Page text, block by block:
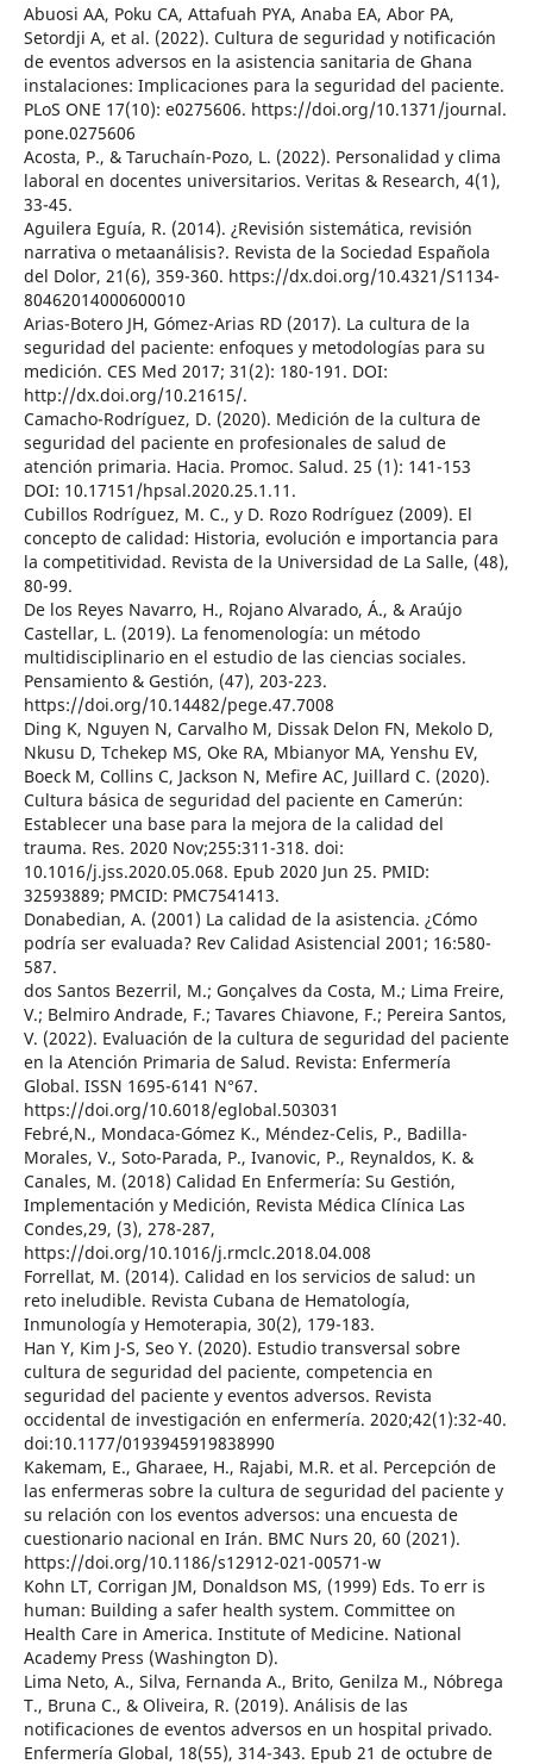
Abuosi AA, Poku CA, Attafuah PYA, Anaba EA, Abor PA,
Setordji A, et al. (2022). Cultura de seguridad y notificación
de eventos adversos en la asistencia sanitaria de Ghana
instalaciones: Implicaciones para la seguridad del paciente.
PLoS ONE 17(10): e0275606. https://doi.org/10.1371/journal.
pone.0275606
Acosta, P., & Taruchaín-Pozo, L. (2022). Personalidad y clima
laboral en docentes universitarios. Veritas & Research, 4(1),
33-45.
Aguilera Eguía, R. (2014). ¿Revisión sistemática, revisión
narrativa o metaanálisis?. Revista de la Sociedad Española
del Dolor, 21(6), 359-360. https://dx.doi.org/10.4321/S1134-
80462014000600010
Arias-Botero JH, Gómez-Arias RD (2017). La cultura de la
seguridad del paciente: enfoques y metodologías para su
medición. CES Med 2017; 31(2): 180-191. DOI:
http://dx.doi.org/10.21615/.
Camacho-Rodríguez, D. (2020). Medición de la cultura de
seguridad del paciente en profesionales de salud de
atención primaria. Hacia. Promoc. Salud. 25 (1): 141-153
DOI: 10.17151/hpsal.2020.25.1.11.
Cubillos Rodríguez, M. C., y D. Rozo Rodríguez (2009). El
concepto de calidad: Historia, evolución e importancia para
la competitividad. Revista de la Universidad de La Salle, (48),
80-99.
De los Reyes Navarro, H., Rojano Alvarado, Á., & Araújo
Castellar, L. (2019). La fenomenología: un método
multidisciplinario en el estudio de las ciencias sociales.
Pensamiento & Gestión, (47), 203-223.
https://doi.org/10.14482/pege.47.7008
Ding K, Nguyen N, Carvalho M, Dissak Delon FN, Mekolo D,
Nkusu D, Tchekep MS, Oke RA, Mbianyor MA, Yenshu EV,
Boeck M, Collins C, Jackson N, Mefire AC, Juillard C. (2020).
Cultura básica de seguridad del paciente en Camerún:
Establecer una base para la mejora de la calidad del
trauma. Res. 2020 Nov;255:311-318. doi:
10.1016/j.jss.2020.05.068. Epub 2020 Jun 25. PMID:
32593889; PMCID: PMC7541413.
Donabedian, A. (2001) La calidad de la asistencia. ¿Cómo
podría ser evaluada? Rev Calidad Asistencial 2001; 16:580-
587.
dos Santos Bezerril, M.; Gonçalves da Costa, M.; Lima Freire,
V.; Belmiro Andrade, F.; Tavares Chiavone, F.; Pereira Santos,
V. (2022). Evaluación de la cultura de seguridad del paciente
en la Atención Primaria de Salud. Revista: Enfermería
Global. ISSN 1695-6141 N°67.
https://doi.org/10.6018/eglobal.503031
Febré,N., Mondaca-Gómez K., Méndez-Celis, P., Badilla-
Morales, V., Soto-Parada, P., Ivanovic, P., Reynaldos, K. &
Canales, M. (2018) Calidad En Enfermería: Su Gestión,
Implementación y Medición, Revista Médica Clínica Las
Condes,29, (3), 278-287,
https://doi.org/10.1016/j.rmclc.2018.04.008
Forrellat, M. (2014). Calidad en los servicios de salud: un
reto ineludible. Revista Cubana de Hematología,
Inmunología y Hemoterapia, 30(2), 179-183.
Han Y, Kim J-S, Seo Y. (2020). Estudio transversal sobre
cultura de seguridad del paciente, competencia en
seguridad del paciente y eventos adversos. Revista
occidental de investigación en enfermería. 2020;42(1):32-40.
doi:10.1177/0193945919838990
Kakemam, E., Gharaee, H., Rajabi, M.R. et al. Percepción de
las enfermeras sobre la cultura de seguridad del paciente y
su relación con los eventos adversos: una encuesta de
cuestionario nacional en Irán. BMC Nurs 20, 60 (2021).
https://doi.org/10.1186/s12912-021-00571-w
Kohn LT, Corrigan JM, Donaldson MS, (1999) Eds. To err is
human: Building a safer health system. Committee on
Health Care in America. Institute of Medicine. National
Academy Press (Washington D).
Lima Neto, A., Silva, Fernanda A., Brito, Genilza M., Nóbrega
T., Bruna C., & Oliveira, R. (2019). Análisis de las
notificaciones de eventos adversos en un hospital privado.
Enfermería Global, 18(55), 314-343. Epub 21 de octubre de